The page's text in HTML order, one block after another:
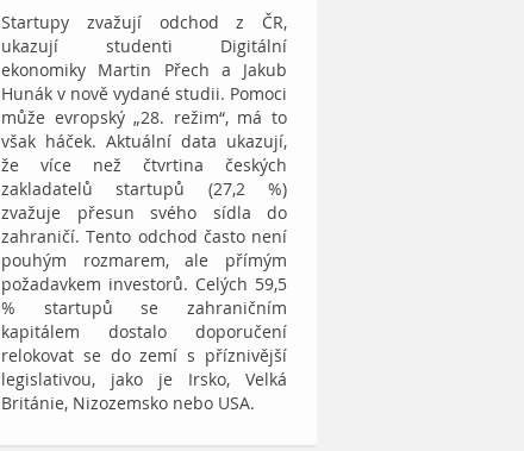
Startupy zvažují odchod z ČR,
ukazují studenti Digitální
ekonomiky Martin Přech a Jakub
Hunák v nově vydané studii. Pomoci
může evropský „28. režim“, má to
však háček. Aktuální data ukazují,
že více než čtvrtina českých
zakladatelů startupů (27,2 %)
zvažuje přesun svého sídla do
zahraničí. Tento odchod často není
pouhým rozmarem, ale přímým
požadavkem investorů. Celých 59,5
% startupů se zahraničním
kapitálem dostalo doporučení
relokovat se do zemí s příznivější
legislativou, jako je Irsko, Velká
Británie, Nizozemsko nebo USA.